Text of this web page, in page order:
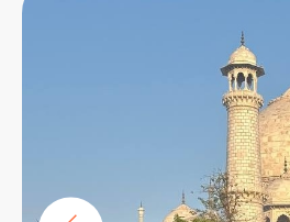
приключениям.
мест нет :(
27 января–1 февраля